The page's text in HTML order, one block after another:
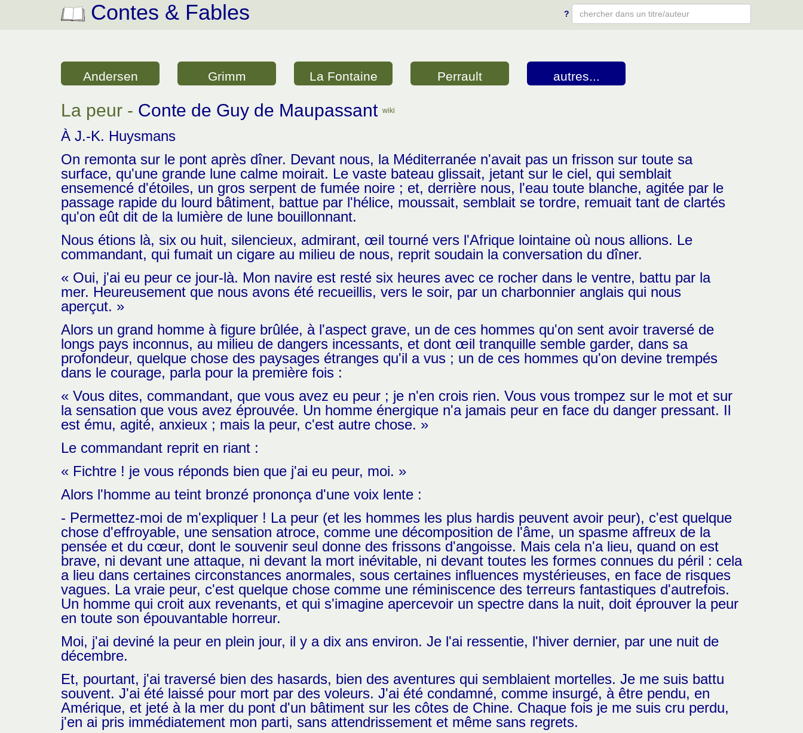
Contes & Fables
?
Andersen Grimm La Fontaine Perrault autres...
La peur - Conte de Guy de Maupassant wiki
À J.-K. Huysmans
On remonta sur le pont après dîner. Devant nous, la Méditerranée n'avait pas un frisson sur toute sa
surface, qu'une grande lune calme moirait. Le vaste bateau glissait, jetant sur le ciel, qui semblait
ensemencé d'étoiles, un gros serpent de fumée noire ; et, derrière nous, l'eau toute blanche, agitée par le
passage rapide du lourd bâtiment, battue par l'hélice, moussait, semblait se tordre, remuait tant de clartés
qu'on eût dit de la lumière de lune bouillonnant.
Nous étions là, six ou huit, silencieux, admirant, œil tourné vers l'Afrique lointaine où nous allions. Le
commandant, qui fumait un cigare au milieu de nous, reprit soudain la conversation du dîner.
« Oui, j'ai eu peur ce jour-là. Mon navire est resté six heures avec ce rocher dans le ventre, battu par la
mer. Heureusement que nous avons été recueillis, vers le soir, par un charbonnier anglais qui nous
aperçut. »
Alors un grand homme à figure brûlée, à l'aspect grave, un de ces hommes qu'on sent avoir traversé de
longs pays inconnus, au milieu de dangers incessants, et dont œil tranquille semble garder, dans sa
profondeur, quelque chose des paysages étranges qu'il a vus ; un de ces hommes qu'on devine trempés
dans le courage, parla pour la première fois :
« Vous dites, commandant, que vous avez eu peur ; je n'en crois rien. Vous vous trompez sur le mot et sur
la sensation que vous avez éprouvée. Un homme énergique n'a jamais peur en face du danger pressant. Il
est ému, agité, anxieux ; mais la peur, c'est autre chose. »
Le commandant reprit en riant :
« Fichtre ! je vous réponds bien que j'ai eu peur, moi. »
Alors l'homme au teint bronzé prononça d'une voix lente :
- Permettez-moi de m'expliquer ! La peur (et les hommes les plus hardis peuvent avoir peur), c'est quelque
chose d'effroyable, une sensation atroce, comme une décomposition de l'âme, un spasme affreux de la
pensée et du cœur, dont le souvenir seul donne des frissons d'angoisse. Mais cela n'a lieu, quand on est
brave, ni devant une attaque, ni devant la mort inévitable, ni devant toutes les formes connues du péril : cela
a lieu dans certaines circonstances anormales, sous certaines influences mystérieuses, en face de risques
vagues. La vraie peur, c'est quelque chose comme une réminiscence des terreurs fantastiques d'autrefois.
Un homme qui croit aux revenants, et qui s'imagine apercevoir un spectre dans la nuit, doit éprouver la peur
en toute son épouvantable horreur.
Moi, j'ai deviné la peur en plein jour, il y a dix ans environ. Je l'ai ressentie, l'hiver dernier, par une nuit de
décembre.
Et, pourtant, j'ai traversé bien des hasards, bien des aventures qui semblaient mortelles. Je me suis battu
souvent. J'ai été laissé pour mort par des voleurs. J'ai été condamné, comme insurgé, à être pendu, en
Amérique, et jeté à la mer du pont d'un bâtiment sur les côtes de Chine. Chaque fois je me suis cru perdu,
j'en ai pris immédiatement mon parti, sans attendrissement et même sans regrets.